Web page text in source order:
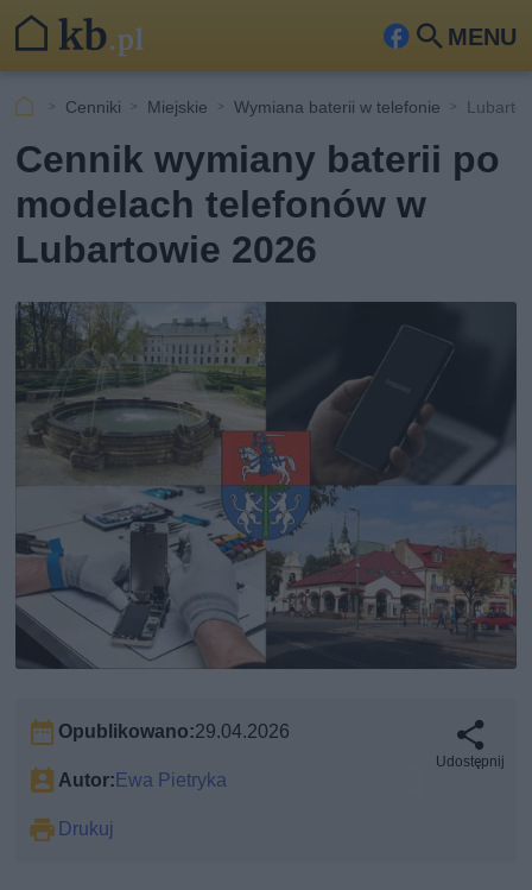
MENU
Fa
ook
Szu
kaj
Cenniki Miejskie Wymiana baterii w telefonie
Cennik wymiany baterii po
modelach telefonów w
Lubartowie 2026
Opublikowano:29.04.2026
Autor: Ewa Pietryka
Drukuj
Udostępnij